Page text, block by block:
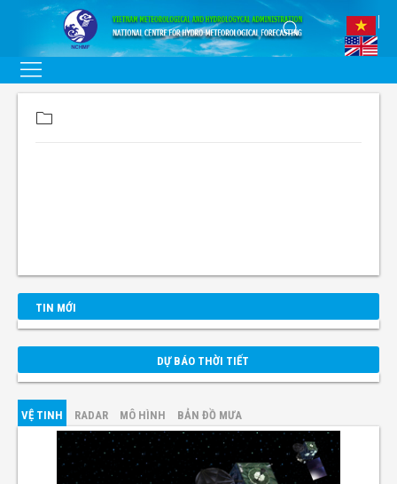
TIN MỚI
DỰ BÁO THỜI TIẾT
VỆ TINH RADAR MÔ HÌNH BẢN ĐỒ MƯA